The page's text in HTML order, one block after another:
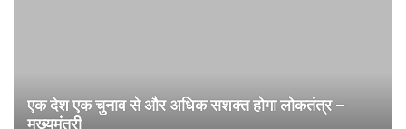
एक देश एक चुनाव से और अधिक सशक्त होगा लोकतंत्र –
मुख्यमंत्री